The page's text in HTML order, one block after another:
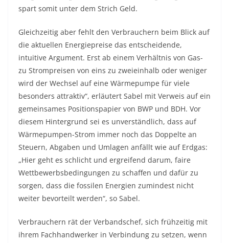
spart somit unter dem Strich Geld.
Gleichzeitig aber fehlt den Verbrauchern beim Blick auf
die aktuellen Energiepreise das entscheidende,
intuitive Argument. Erst ab einem Verhältnis von Gas-
zu Strompreisen von eins zu zweieinhalb oder weniger
wird der Wechsel auf eine Wärmepumpe für viele
besonders attraktiv“, erläutert Sabel mit Verweis auf ein
gemeinsames Positionspapier von BWP und BDH. Vor
diesem Hintergrund sei es unverständlich, dass auf
Wärmepumpen-Strom immer noch das Doppelte an
Steuern, Abgaben und Umlagen anfällt wie auf Erdgas:
„Hier geht es schlicht und ergreifend darum, faire
Wettbewerbsbedingungen zu schaffen und dafür zu
sorgen, dass die fossilen Energien zumindest nicht
weiter bevorteilt werden“, so Sabel.
Verbrauchern rät der Verbandschef, sich frühzeitig mit
ihrem Fachhandwerker in Verbindung zu setzen, wenn